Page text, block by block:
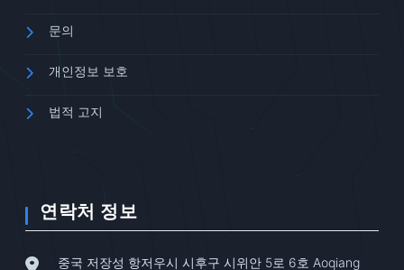
문의
개인정보 보호
법적 고지
연락처 정보
중국 저장성 항저우시 시후구 시위안 5로 6호 Aoqiang